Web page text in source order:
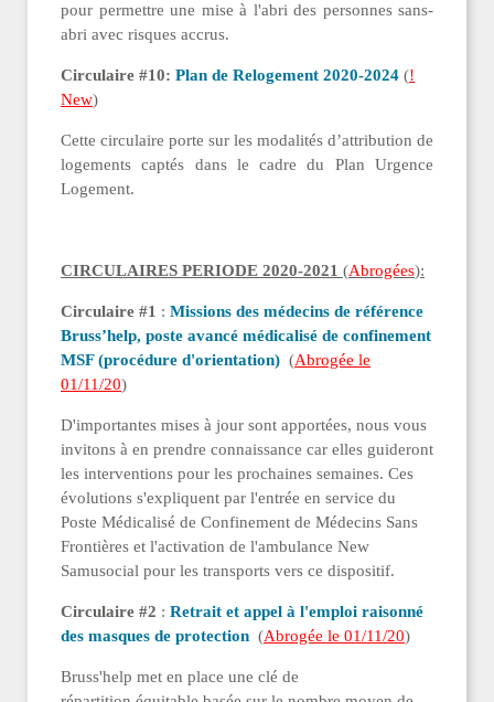
pour permettre une mise à l'abri des personnes sans-
abri avec risques accrus.
Circulaire #10: Plan de Relogement 2020-2024 (!
New)
Cette circulaire porte sur les modalités d’attribution de
logements captés dans le cadre du Plan Urgence
Logement.
CIRCULAIRES PERIODE 2020-2021 (Abrogées):
Circulaire #1 : Missions des médecins de référence
Bruss’help, poste avancé médicalisé de confinement
MSF (procédure d'orientation) (Abrogée le
01/11/20)
D'importantes mises à jour sont apportées, nous vous
invitons à en prendre connaissance car elles guideront
les interventions pour les prochaines semaines. Ces
évolutions s'expliquent par l'entrée en service du
Poste Médicalisé de Confinement de Médecins Sans
Frontières et l'activation de l'ambulance New
Samusocial pour les transports vers ce dispositif.
Circulaire #2 : Retrait et appel à l'emploi raisonné
des masques de protection (Abrogée le 01/11/20)
Bruss'help met en place une clé de